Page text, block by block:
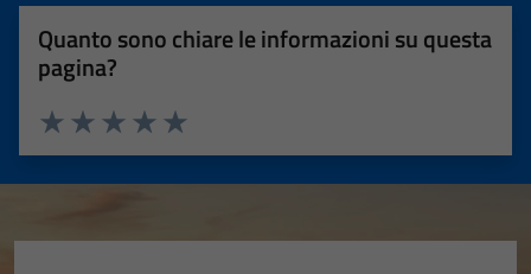
Quanto sono chiare le informazioni su questa
pagina?
Valuta 5 stelle su 5
Valuta 4 stelle su 5
Valuta 3 stelle su 5
Valuta 2 stelle su 5
Valuta 1 stelle su 5